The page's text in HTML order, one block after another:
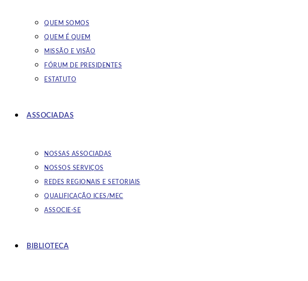
QUEM SOMOS
QUEM É QUEM
MISSÃO E VISÃO
FÓRUM DE PRESIDENTES
ESTATUTO
ASSOCIADAS
NOSSAS ASSOCIADAS
NOSSOS SERVIÇOS
REDES REGIONAIS E SETORIAIS
QUALIFICAÇÃO ICES/MEC
ASSOCIE-SE
BIBLIOTECA